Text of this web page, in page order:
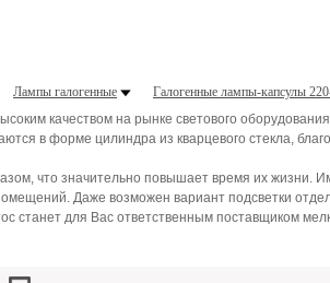
Лампы галогенные
Галогенные лампы-капсулы
качеством на рынке светового
в форме цилиндра из кварцевого стекла,
что значительно повышает время их
Даже возможен вариант подсветки
для Вас ответственным поставщиком